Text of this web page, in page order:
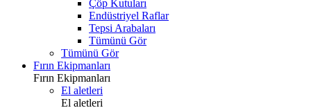
Çöp Kutuları
Endüstriyel Raflar
Tepsi Arabaları
Tümünü Gör
Tümünü Gör
Fırın Ekipmanları
Fırın Ekipmanları
El aletleri
El aletleri